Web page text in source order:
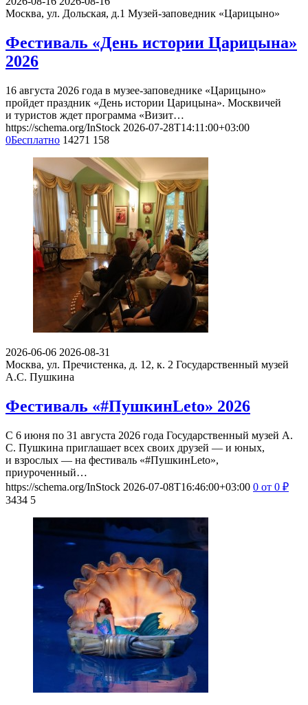
Москва, ул. Дольская, д.1 Музей-заповедник «Царицыно»
Фестиваль «День истории Царицына»
2026
16 августа 2026 года в музее-заповеднике «Царицыно»
пройдет праздник «День истории Царицына». Москвичей
и туристов ждет программа «Визит…
https://schema.org/InStock 2026-07-28T14:11:00+03:00
0Бесплатно 14271 158
2026-06-06 2026-08-31
Москва, ул. Пречистенка, д. 12, к. 2 Государственный музей
А.С. Пушкина
Фестиваль «#ПушкинLeto» 2026
С 6 июня по 31 августа 2026 года Государственный музей А.
С. Пушкина приглашает всех своих друзей — и юных,
и взрослых — на фестиваль «#ПушкинLeto»,
приуроченный…
https://schema.org/InStock 2026-07-08T16:46:00+03:00 0 от 0 ₽
3434 5